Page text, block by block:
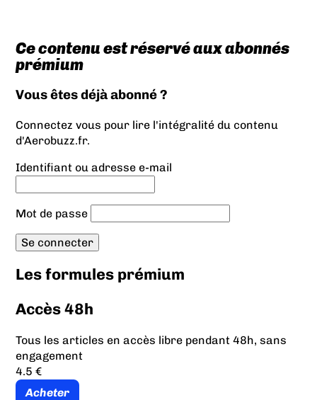
Ce contenu est réservé aux abonnés
prémium
Vous êtes déjà abonné ?
Connectez vous pour lire l'intégralité du contenu
d'Aerobuzz.fr.
Identifiant ou adresse e-mail
Mot de passe
Les formules prémium
Accès 48h
Tous les articles en accès libre pendant 48h, sans
engagement
4.5 €
Acheter